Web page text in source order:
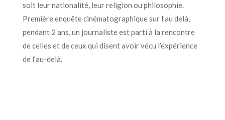
soit leur nationalité, leur religion ou philosophie.
Première enquête cinématographique sur l’au delà,
pendant 2 ans, un journaliste est parti à la rencontre
de celles et de ceux qui disent avoir vécu l’expérience
de l’au-delà.